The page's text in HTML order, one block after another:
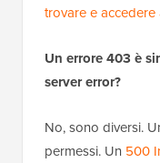
trovare e
Un errore 403 è
server error?
No, sono diversi.
permessi. Un 500